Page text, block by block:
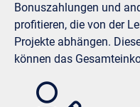
Bonuszahlungen und
profitieren, die von der
Projekte abhängen.
können das